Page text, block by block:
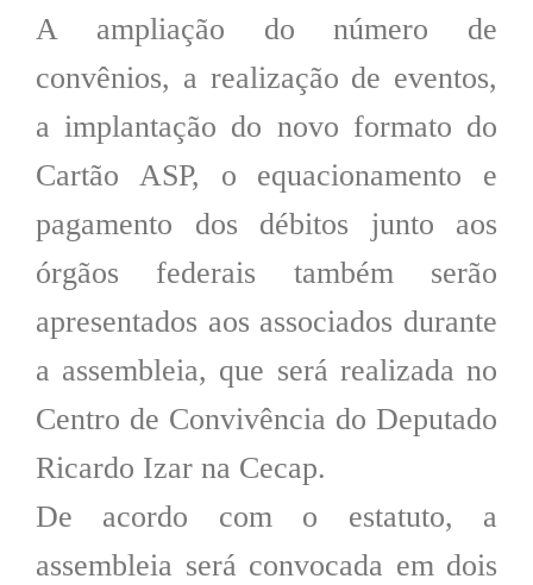
A ampliação do número de
convênios, a realização de eventos,
a implantação do novo formato do
Cartão ASP, o equacionamento e
pagamento dos débitos junto aos
órgãos federais também serão
apresentados aos associados durante
a assembleia, que será realizada no
Centro de Convivência do Deputado
Ricardo Izar na Cecap.
De acordo com o estatuto, a
assembleia será convocada em dois